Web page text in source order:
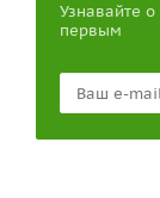
Узнавайте
первым